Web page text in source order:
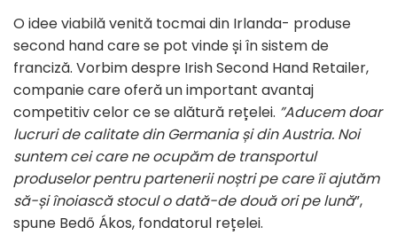
O idee viabilă venită tocmai din Irlanda- produse
second hand care se pot vinde și în sistem de
franciză. Vorbim despre Irish Second Hand Retailer,
companie care oferă un important avantaj
competitiv celor ce se alătură rețelei. ”Aducem doar
lucruri de calitate din Germania și din Austria. Noi
suntem cei care ne ocupăm de transportul
produselor pentru partenerii noștri pe care îi ajutăm
să-și înoiască stocul o dată-de două ori pe lună”,
spune Bedő Ákos, fondatorul rețelei.